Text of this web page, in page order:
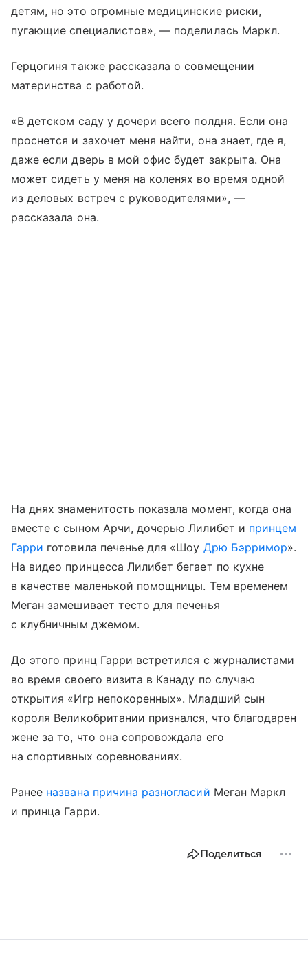
детям, но это огромные медицинские риски,
пугающие специалистов», — поделилась Маркл.
Герцогиня также рассказала о совмещении
материнства с работой.
«В детском саду у дочери всего полдня. Если она
проснется и захочет меня найти, она знает, где я,
даже если дверь в мой офис будет закрыта. Она
может сидеть у меня на коленях во время одной
из деловых встреч с руководителями», —
рассказала она.
На днях знаменитость показала момент, когда она
вместе с сыном Арчи, дочерью Лилибет и принцем
Гарри готовила печенье для «Шоу Дрю Бэрримор».
На видео принцесса Лилибет бегает по кухне
в качестве маленькой помощницы. Тем временем
Меган замешивает тесто для печенья
с клубничным джемом.
До этого принц Гарри встретился с журналистами
во время своего визита в Канаду по случаю
открытия «Игр непокоренных». Младший сын
короля Великобритании признался, что благодарен
жене за то, что она сопровождала его
на спортивных соревнованиях.
Ранее названа причина разногласий Меган Маркл
и принца Гарри.
Поделиться